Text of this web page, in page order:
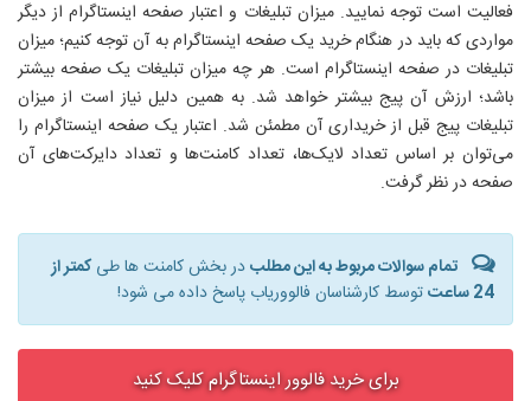
فعالیت است توجه نمایید. میزان تبلیغات و اعتبار صفحه اینستاگرام از دیگر
مواردی که باید در هنگام خرید یک صفحه اینستاگرام به آن توجه کنیم؛ میزان
تبلیغات در صفحه اینستاگرام است. هر چه میزان تبلیغات یک صفحه بیشتر
باشد؛ ارزش آن پیج بیشتر خواهد شد. به همین دلیل نیاز است از میزان
تبلیغات پیج قبل از خریداری آن مطمئن شد. اعتبار یک صفحه اینستاگرام را
می‌توان بر اساس تعداد لایک‌ها، تعداد کامنت‌ها و تعداد دایرکت‌های آن
صفحه در نظر گرفت.
تمام سوالات مربوط به این مطلبدر بخش کامنت ها طیکمتر از
24 ساعت
توسط کارشناسان فالووریاب پاسخ داده می شود!
برای خرید فالوور اینستاگرام کلیک کنید